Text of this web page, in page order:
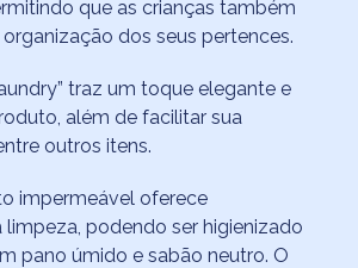
que as crianças também
dos seus pertences.
traz um toque elegante e
além de facilitar sua
outros itens.
impermeável oferece
limpeza, podendo ser higienizado
pano úmido e sabão neutro. O